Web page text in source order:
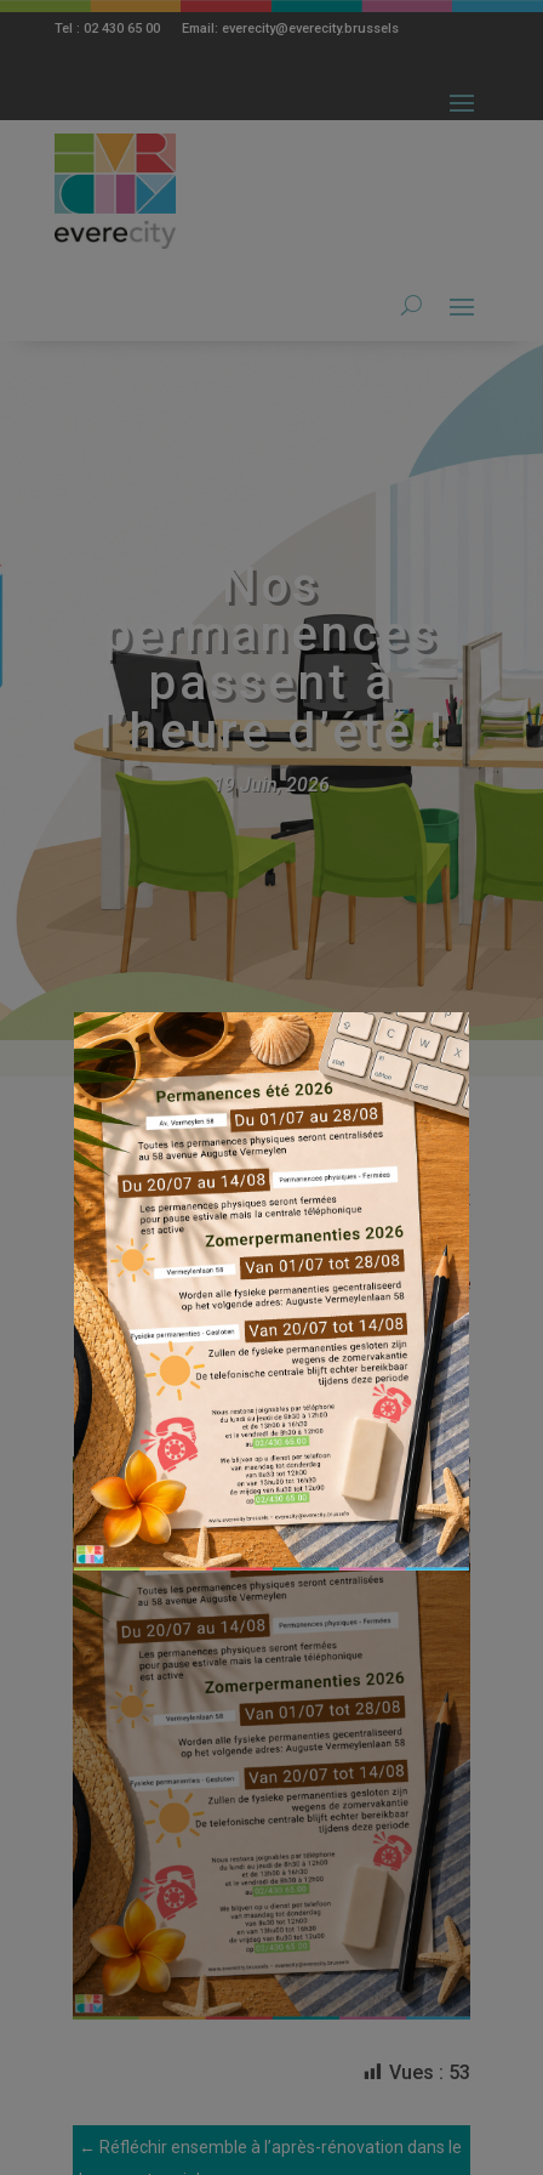
Tel : 02 430 65 00 Email: everecity@everecity.brussels
Nos
permanences
passent à
l’heure d’été !
19 Juin, 2026
Dès le 1er juillet, notre équipe en
permanence adopte ses horaires estivaux
(jusqu’au 30/08/26).
☎️ Notre ligne téléphonique reste accessible
aux horaires habituels.
➡️ Toutes les infos sur l’affiche :
Vues : 53
← Réfléchir ensemble à l’après-rénovation dans le
modal-check